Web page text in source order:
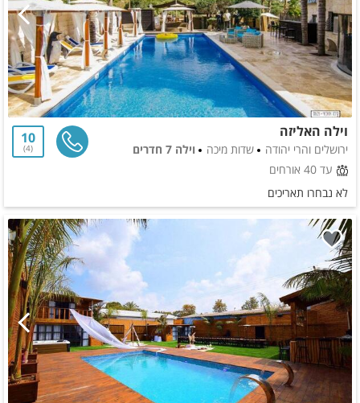
וילה האליזה
ירושלים והרי יהודה שדות מיכה
וילה 7 חדרים
עד 40 אורחים
10
4
לא נבחרו תאריכים